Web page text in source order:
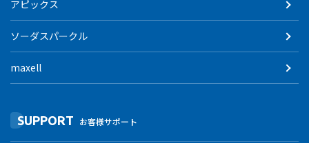
アピックス
ソーダスパークル
maxell
SUPPORT お客様サポート